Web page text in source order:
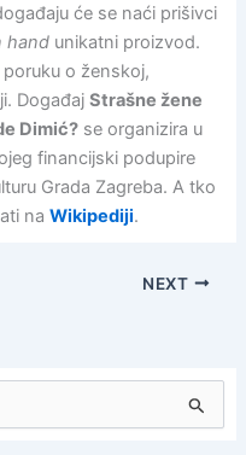
će se naći prišivci
handunikatni proizvod.
o ženskoj,
Događaj Strašne žene
Dimić?se organizira u
financijski podupire
Grada Zagreba. A tko
na Wikipediji.
NEXT